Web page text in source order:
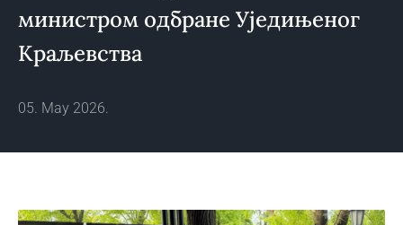
министром одбране Уједињеног
Краљевства
05. May 2026.